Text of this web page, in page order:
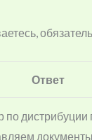
Ответ
дистрибуции